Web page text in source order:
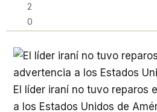
2
0
El líder iraní no tuvo reparos
a los Estados Unidos de